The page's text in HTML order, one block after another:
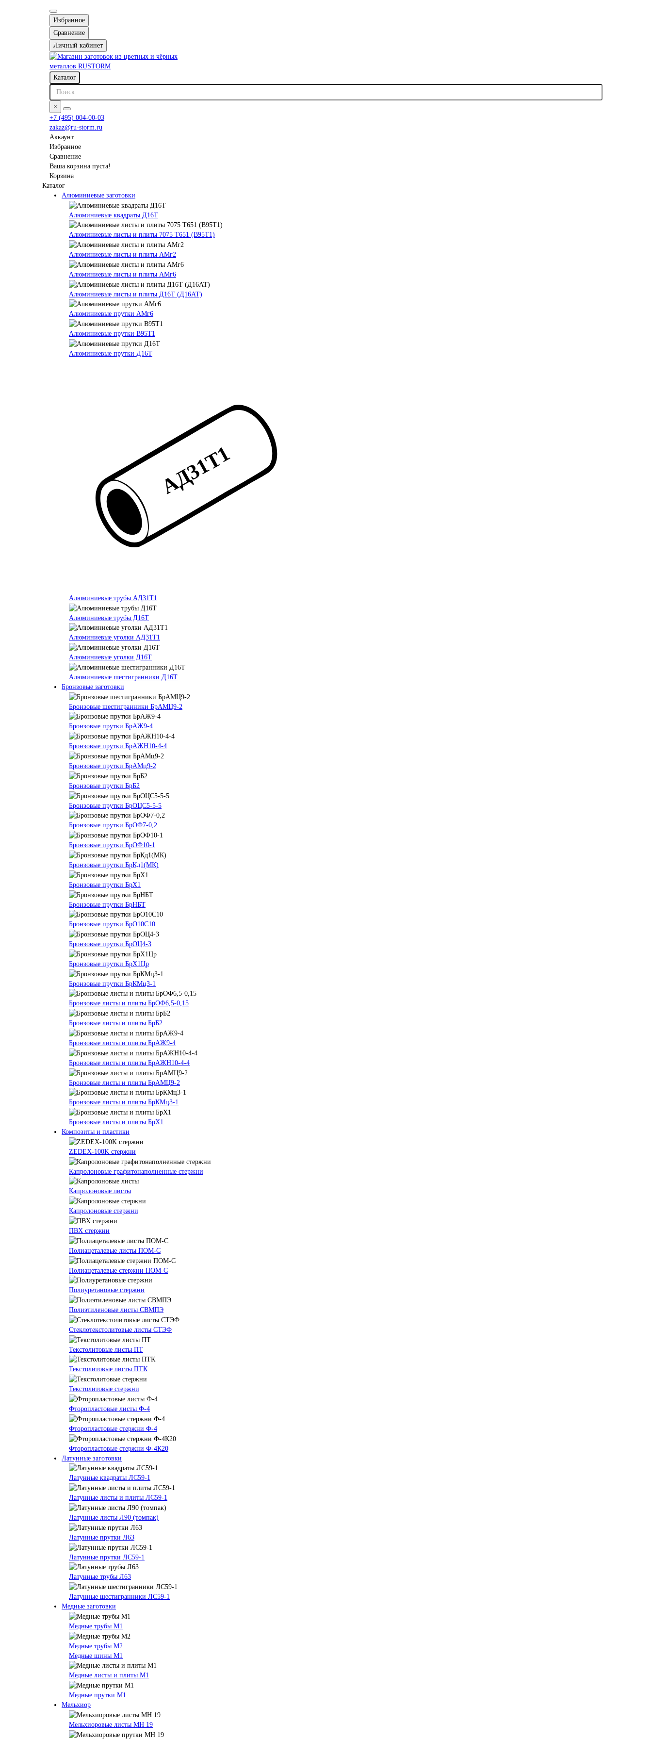
Избранное
Сравнение
Личный кабинет
Каталог
×
+7 (495) 004-00-03
zakaz@ru-storm.ru
Аккаунт
Избранное
Сравнение
Ваша корзина пуста!
Корзина
Каталог
Алюминиевые заготовки
Алюминиевые квадраты Д16Т
Алюминиевые листы и плиты 7075 Т651 (В95Т1)
Алюминиевые листы и плиты АМг2
Алюминиевые листы и плиты АМг6
Алюминиевые листы и плиты Д16Т (Д16АТ)
Алюминиевые прутки АМг6
Алюминиевые прутки В95Т1
Алюминиевые прутки Д16Т
Алюминиевые трубы АД31Т1
Алюминиевые трубы Д16Т
Алюминиевые уголки АД31Т1
Алюминиевые уголки Д16Т
Алюминиевые шестигранники Д16Т
Бронзовые заготовки
Бронзовые шестигранники БрАМЦ9-2
Бронзовые прутки БрАЖ9-4
Бронзовые прутки БрАЖН10-4-4
Бронзовые прутки БрАМц9-2
Бронзовые прутки БрБ2
Бронзовые прутки БрОЦС5-5-5
Бронзовые прутки БрОФ7-0,2
Бронзовые прутки БрОФ10-1
Бронзовые прутки БрКд1(МК)
Бронзовые прутки БрХ1
Бронзовые прутки БрНБТ
Бронзовые прутки БрО10С10
Бронзовые прутки БрОЦ4-3
Бронзовые прутки БрХ1Цр
Бронзовые прутки БрКМц3-1
Бронзовые листы и плиты БрОФ6,5-0,15
Бронзовые листы и плиты БрБ2
Бронзовые листы и плиты БрАЖ9-4
Бронзовые листы и плиты БрАЖН10-4-4
Бронзовые листы и плиты БрАМЦ9-2
Бронзовые листы и плиты БрКМц3-1
Бронзовые листы и плиты БрХ1
Композиты и пластики
ZEDEX-100K стержни
Капролоновые графитонаполненные стержни
Капролоновые листы
Капролоновые стержни
ПВХ стержни
Полиацеталевые листы ПОМ-С
Полиацеталевые стержни ПОМ-С
Полиуретановые стержни
Полиэтиленовые листы СВМПЭ
Стеклотекстолитовые листы СТЭФ
Текстолитовые листы ПТ
Текстолитовые листы ПТК
Текстолитовые стержни
Фторопластовые листы Ф-4
Фторопластовые стержни Ф-4
Фторопластовые стержни Ф-4К20
Латунные заготовки
Латунные квадраты ЛС59-1
Латунные листы и плиты ЛС59-1
Латунные листы Л90 (томпак)
Латунные прутки Л63
Латунные прутки ЛС59-1
Латунные трубы Л63
Латунные шестигранники ЛС59-1
Медные заготовки
Медные трубы М1
Медные трубы М2
Медные шины М1
Медные листы и плиты М1
Медные прутки М1
Мельхиор
Мельхиоровые листы МН 19